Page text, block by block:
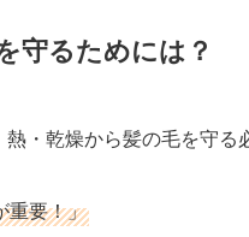
守るためには？
・乾燥から髪の毛を守る
重要！」